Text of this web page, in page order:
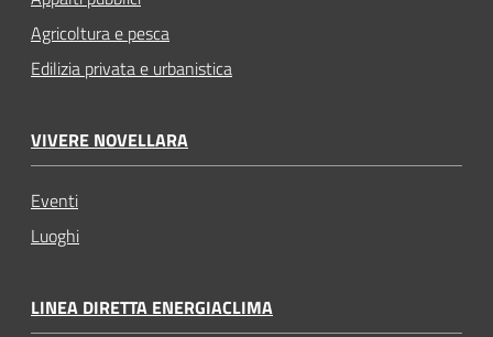
Agricoltura e pesca
Edilizia privata e urbanistica
VIVERE NOVELLARA
Eventi
Luoghi
LINEA DIRETTA ENERGIACLIMA